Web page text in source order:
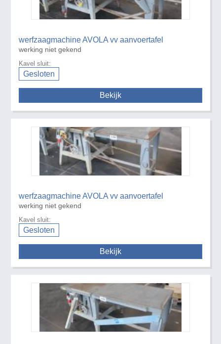
werfzaagmachine AVOLA vv aanvoertafel
werking niet gekend
Kavel sluit:
Gesloten
Bekijk
werfzaagmachine AVOLA vv aanvoertafel
werking niet gekend
Kavel sluit:
Gesloten
Bekijk